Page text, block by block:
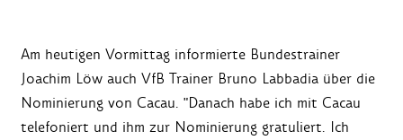
Am heutigen Vormittag informierte Bundestrainer
Joachim Löw auch VfB Trainer Bruno Labbadia über die
Nominierung von Cacau. "Danach habe ich mit Cacau
telefoniert und ihm zur Nominierung gratuliert. Ich